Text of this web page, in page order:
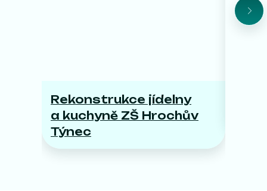
Rekonstrukce jídelny
a kuchyně ZŠ Hrochův
Týnec